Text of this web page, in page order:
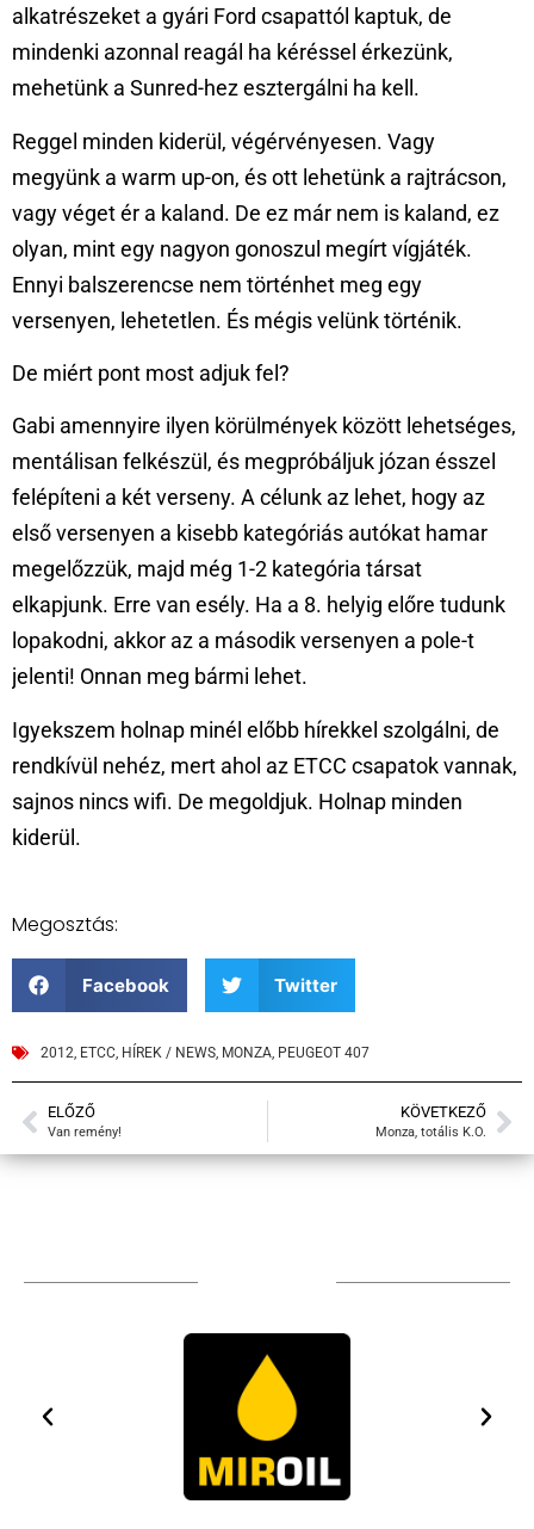
alkatrészeket a gyári Ford csapattól kaptuk, de
mindenki azonnal reagál ha kéréssel érkezünk,
mehetünk a Sunred-hez esztergálni ha kell.
Reggel minden kiderül, végérvényesen. Vagy
megyünk a warm up-on, és ott lehetünk a rajtrácson,
vagy véget ér a kaland. De ez már nem is kaland, ez
olyan, mint egy nagyon gonoszul megírt vígjáték.
Ennyi balszerencse nem történhet meg egy
versenyen, lehetetlen. És mégis velünk történik.
De miért pont most adjuk fel?
Gabi amennyire ilyen körülmények között lehetséges,
mentálisan felkészül, és megpróbáljuk józan ésszel
felépíteni a két verseny. A célunk az lehet, hogy az
első versenyen a kisebb kategóriás autókat hamar
megelőzzük, majd még 1-2 kategória társat
elkapjunk. Erre van esély. Ha a 8. helyig előre tudunk
lopakodni, akkor az a második versenyen a pole-t
jelenti! Onnan meg bármi lehet.
Igyekszem holnap minél előbb hírekkel szolgálni, de
rendkívül nehéz, mert ahol az ETCC csapatok vannak,
sajnos nincs wifi. De megoldjuk. Holnap minden
kiderül.
Megosztás:
Facebook Twitter
2012, ETCC, HÍREK / NEWS, MONZA, PEUGEOT 407
ELŐZŐ
Van remény!
KÖVETKEZŐ
Monza, totális K.O.